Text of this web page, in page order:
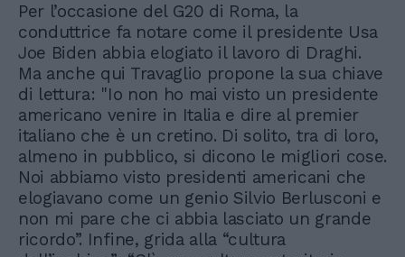
Per l’occasione del G20 di Roma, la
conduttrice fa notare come il presidente Usa
Joe Biden abbia elogiato il lavoro di Draghi.
Ma anche qui Travaglio propone la sua chiave
di lettura: "Io non ho mai visto un presidente
americano venire in Italia e dire al premier
italiano che è un cretino. Di solito, tra di loro,
almeno in pubblico, si dicono le migliori cose.
Noi abbiamo visto presidenti americani che
elogiavano come un genio Silvio Berlusconi e
non mi pare che ci abbia lasciato un grande
ricordo”. Infine, grida alla “cultura